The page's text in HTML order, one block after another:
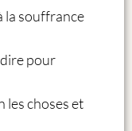
la souffrance
pour
les choses et